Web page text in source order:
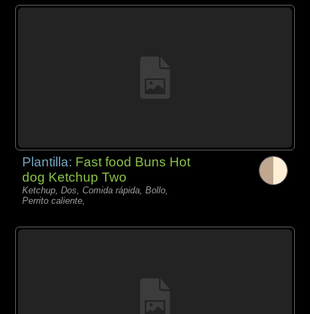
Plantilla: Fast food Buns Hot
dog Ketchup Two
Ketchup, Dos, Comida rápida, Bollo,
Perrito caliente,